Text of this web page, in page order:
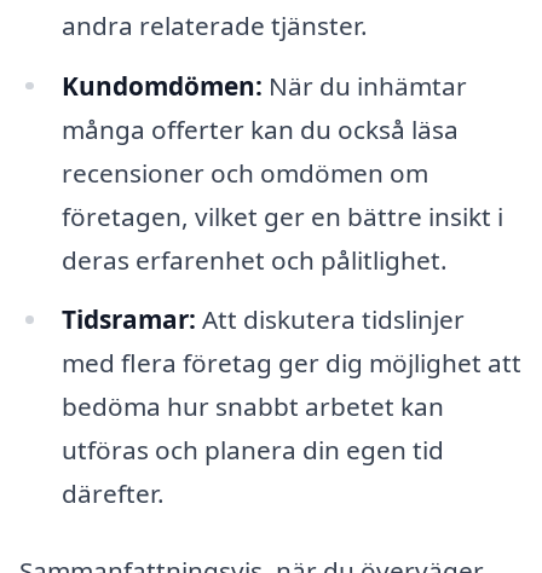
andra relaterade tjänster.
Kundomdömen: När du inhämtar
många offerter kan du också läsa
recensioner och omdömen om
företagen, vilket ger en bättre insikt i
deras erfarenhet och pålitlighet.
Tidsramar: Att diskutera tidslinjer
med flera företag ger dig möjlighet att
bedöma hur snabbt arbetet kan
utföras och planera din egen tid
därefter.